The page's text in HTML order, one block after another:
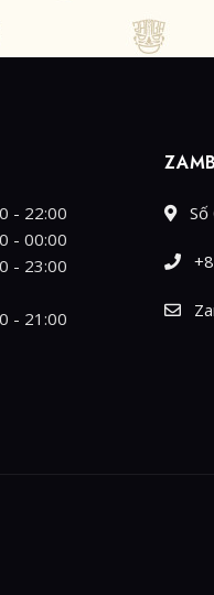
- 22:00
- 00:00
- 23:00
- 21:00